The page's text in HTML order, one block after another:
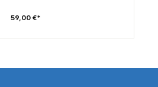
59,00 €*